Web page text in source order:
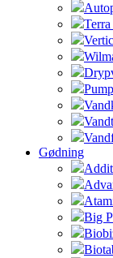
Gødning
Big